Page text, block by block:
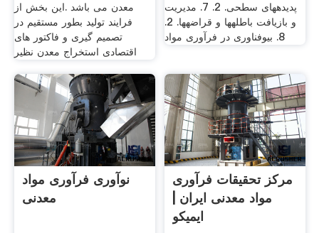
معدن می باشد .این بخش از
فرایند تولید بطور مستقیم در
تصمیم گیری و فاکتور های
اقتصادی استخراج معدن نظیر
پدیده­های سطحی. 2. 7. مدیریت
و بازیافت باطله­ها و قراضه­ها. 2.
8. بیوفناوری در فرآوری مواد
نوآوری فرآوری مواد
معدنی
مرکز تحقیقات فرآوری
مواد معدنی ایران |
ایمیکو